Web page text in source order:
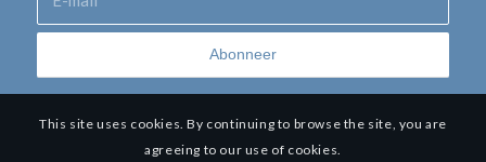
This site uses cookies. By continuing to browse the site, you are
agreeing to our use of cookies.